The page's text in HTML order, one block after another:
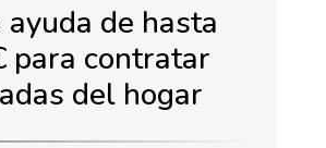
ayuda de hasta
para contratar
del hogar